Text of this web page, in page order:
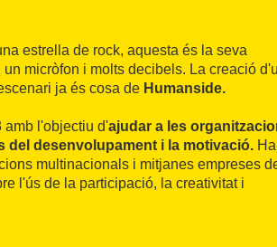
estrella de rock, aquesta és la seva
micròfon i molts decibels. La creació
ja és cosa de Humanside.
amb l'objectiu d'ajudar a les
del desenvolupament i la motivació.
multinacionals i mitjanes empreses
l'ús de la participació, la creativitat i